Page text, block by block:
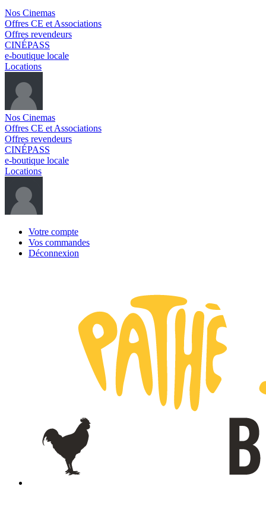
Nos Cinemas
Offres CE et Associations
Offres revendeurs
CINÉPASS
e-boutique locale
Locations
Nos Cinemas
Offres CE et Associations
Offres revendeurs
CINÉPASS
e-boutique locale
Locations
Votre compte
Vos commandes
Déconnexion